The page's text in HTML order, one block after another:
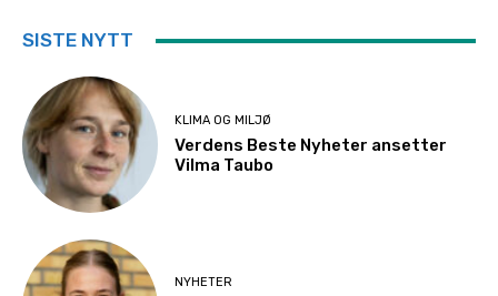
SISTE NYTT
KLIMA OG MILJØ
Verdens Beste Nyheter ansetter
Vilma Taubo
NYHETER